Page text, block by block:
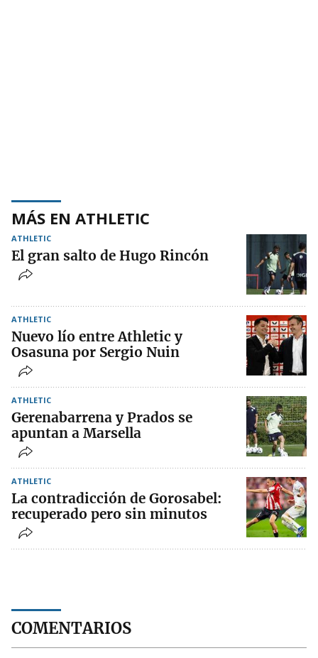
MÁS EN ATHLETIC
ATHLETIC
El gran salto de Hugo Rincón
ATHLETIC
Nuevo lío entre Athletic y
Osasuna por Sergio Nuin
ATHLETIC
Gerenabarrena y Prados se
apuntan a Marsella
ATHLETIC
La contradicción de Gorosabel:
recuperado pero sin minutos
COMENTARIOS